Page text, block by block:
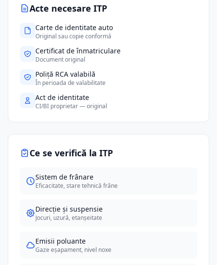
Acte necesare ITP
Carte de identitate auto
Original sau copie conformă
Certificat de înmatriculare
Document original
Poliță RCA valabilă
În perioada de valabilitate
Act de identitate
CI/BI proprietar — original
Ce se verifică la ITP
Sistem de frânare
Eficacitate, stare tehnică frâne
Direcție și suspensie
Jocuri, uzură, etanșeitate
Emisii poluante
Gaze eșapament, nivel noxe